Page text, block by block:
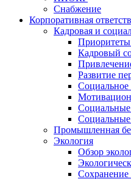
Снабжение
Корпоративная
Кадровая и
Приоритеты
Кадровый
Развитие
Социальное
Промышленная
Экология
Обзор
Сохранение